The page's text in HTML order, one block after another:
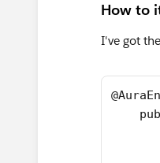
How to
I've got